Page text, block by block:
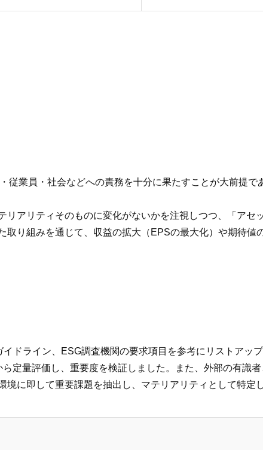
業員・社会などへの責務を十分に果たすことが大前提で
アリティそのものに変化がないかを注視しつつ、「アセ
り組みを通じて、収益の拡大（EPSの最大化）や期待値
ドライン、ESG調査機関の要求項目を参考にリストアッ
定量評価し、重要度を検証しました。また、外部の有識
に即して重要課題を抽出し、マテリアリティとして特定